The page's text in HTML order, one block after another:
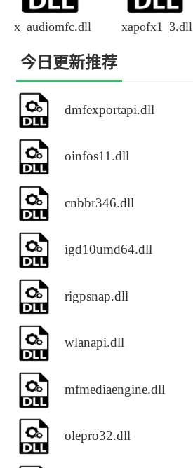
x_audiomfc.dll xapofx1_3.dll
今日更新推荐
dmfexportapi.dll
oinfos11.dll
cnbbr346.dll
igd10umd64.dll
rigpsnap.dll
wlanapi.dll
mfmediaengine.dll
olepro32.dll